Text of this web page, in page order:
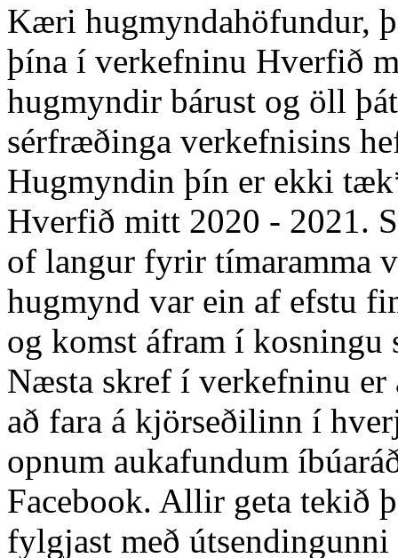
Kæri hugmyndahöfundur,
þína í verkefninu Hverfið
hugmyndir bárust og öll
sérfræðinga verkefnisins
Hugmyndin þín er ekki
Hverfið mitt 2020 - 2021.
of langur fyrir tímaramma
hugmynd var ein af efstu
og komst áfram í kosningu
Næsta skref í verkefninu
að fara á kjörseðilinn í
opnum aukafundum
Facebook. Allir geta tekið
fylgjast með